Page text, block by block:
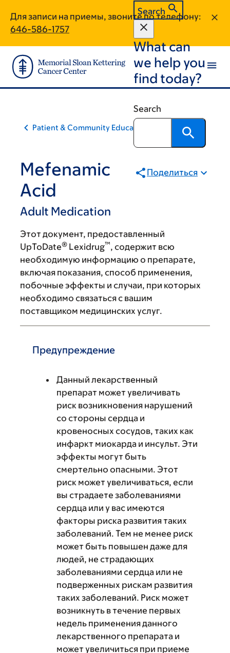
main
content
footer
Для записи на приемы, звоните по телефону:
646-586-1757
Search
What can
we help you
find today?
Search
Patient & Community Education
Mefenamic
Acid
Adult Medication
Поделиться
Этот документ, предоставленный
UpToDate® Lexidrug™, содержит всю
необходимую информацию о препарате,
включая показания, способ применения,
побочные эффекты и случаи, при которых
необходимо связаться с вашим
поставщиком медицинских услуг.
Предупреждение
Данный лекарственный
препарат может увеличивать
риск возникновения нарушений
со стороны сердца и
кровеносных сосудов, таких как
инфаркт миокарда и инсульт. Эти
эффекты могут быть
смертельно опасными. Этот
риск может увеличиваться, если
вы страдаете заболеваниями
сердца или у вас имеются
факторы риска развития таких
заболеваний. Тем не менее риск
может быть повышен даже для
людей, не страдающих
заболеваниями сердца или не
подверженных рискам развития
таких заболеваний. Риск может
возникнуть в течение первых
недель применения данного
лекарственного препарата и
может увеличиться при приеме